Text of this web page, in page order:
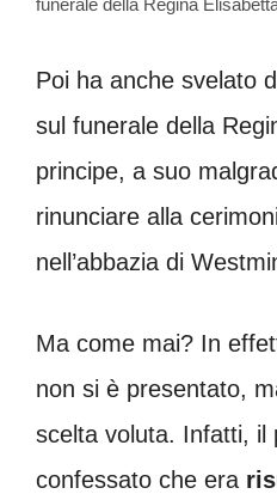
funerale della Regina
Poi ha anche svelato
sul funerale della
principe, a suo
rinunciare alla
nell’abbazia di
Ma come mai? In
non si è presentato,
scelta voluta. Infatti, il
confessato che era